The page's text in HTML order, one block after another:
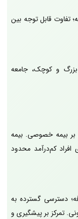
تفاوت قابل توجه بین
و کوچک، جامعه
بر بیمه خصوصی. بیمه
کم‌درآمد محدود
دسترسی گسترده به
تمرکز بر پیشگیری و